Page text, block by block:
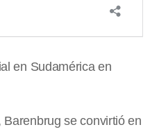
en Sudamérica en
se convirtió en